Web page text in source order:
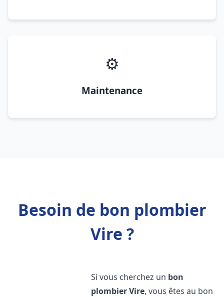
⚙️
Maintenance
Besoin de bon plombier
Vire ?
Si vous cherchez un bon
plombierVire, vous êtes au bon